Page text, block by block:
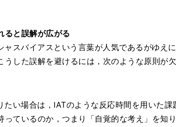
ると誤解が広がる
スバイアスという言葉が人気であるがゆえ
した誤解を避けるには，次のような原則が欠
い場合は，IATのような反応時間を用いた課
ているのか，つまり「自覚的な考え」を知